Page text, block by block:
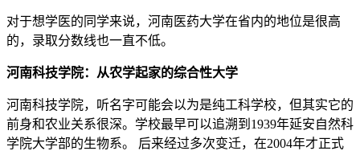
对于想学医的同学来说，河南医药大学在省内的地位是很高
的，录取分数线也一直不低。
河南科技学院：从农学起家的综合性大学
河南科技学院，听名字可能会以为是纯工科学校，但其实它的
前身和农业关系很深。学校最早可以追溯到1939年延安自然科
学院大学部的生物系。 后来经过多次变迁，在2004年才正式